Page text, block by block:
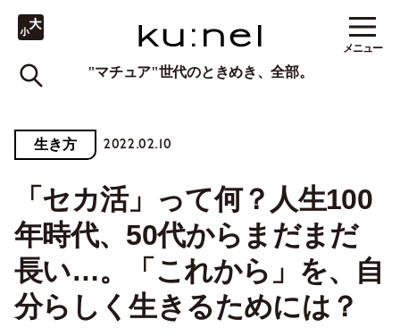
"マチュア"世代のときめき、全部。
メニュー
生き方 2022.02.10
「セカ活」って何？人生100
年時代、50代からまだまだ
長い…。「これから」を、自
分らしく生きるためには？